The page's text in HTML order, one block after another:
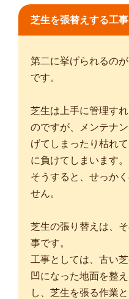
芝生を張替えする工事
第二に挙げられるの
です。
芝生は上手に管理す
のですが、メンテナ
げてしまったり枯れ
に負けてしまいます。
そうすると、せっか
せん。
芝生の張り替えは、
事です。
工事としては、古い
凹になった地面を整
し、芝生を張る作業と